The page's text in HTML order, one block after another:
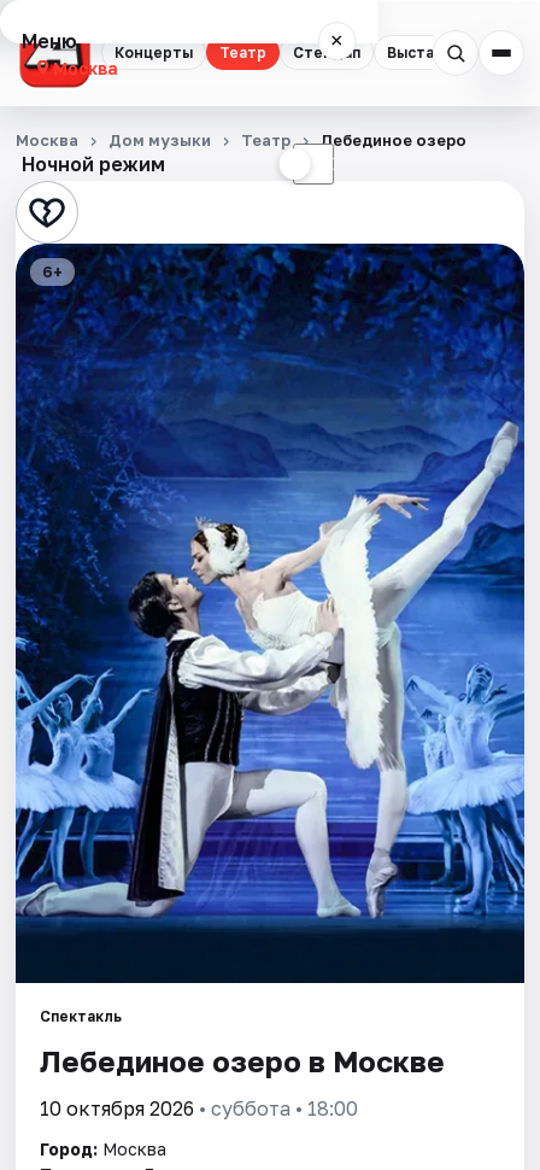
Концерты Театр Стендап Выставки
Меню ×
Москва
Концерты
Театр
Стендап
Выставки
Квесты
Экскурсии
Спорт
События
Города
Площадки
Артисты
Рейтинги
Ночной режим ☾
Москва Дом музыки Театр Лебединое озеро
6+
Спектакль
Лебединое озеро в Москве
10 октября 2026 • суббота • 18:00
Город: Москва